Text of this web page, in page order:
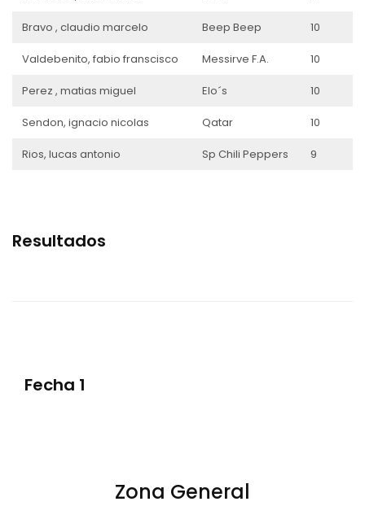
Bravo , claudio marcelo Beep Beep 10
Valdebenito, fabio franscisco Messirve F.A. 10
Perez , matias miguel Elo´s 10
Sendon, ignacio nicolas Qatar 10
Rios, lucas antonio Sp Chili Peppers 9
Resultados
Fecha 1
Zona General